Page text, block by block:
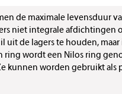
de maximale levensduur
niet integrale
uit de lagers te houden,
ring wordt een Nilos ring
kunnen worden gebruikt